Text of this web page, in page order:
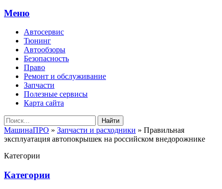
Меню
Автосервис
Тюнинг
Автообзоры
Безопасность
Право
Ремонт и обслуживание
Запчасти
Полезные сервисы
Карта сайта
Найти
МашинаПРО » Запчасти и расходники » Правильная
эксплуатация автопокрышек на российском внедорожнике
Категории
Категории